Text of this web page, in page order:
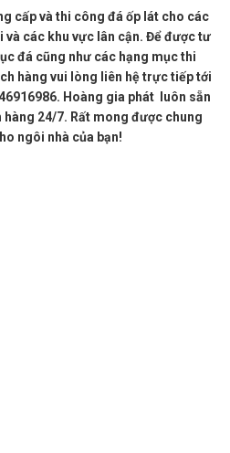
cấp và thi công đá ốp lát cho các
và các khu vực lân cận. Để được tư
đá cũng như các hạng mục thi
hàng vui lòng liên hệ trực tiếp tới
Hoàng gia phát luôn sẵn
hàng 24/7. Rất mong được chung
ngôi nhà của bạn!